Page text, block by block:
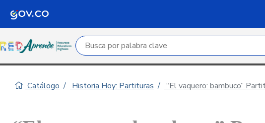
Campo de búsqueda por palabra clave
Catálogo Historia Hoy: Partituras “El vaquero: bambuco”